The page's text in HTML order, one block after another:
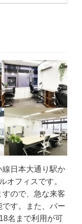
日本大通り駅か
オフィスです。
ので、急な来客
す。また、バー
名まで利用が可